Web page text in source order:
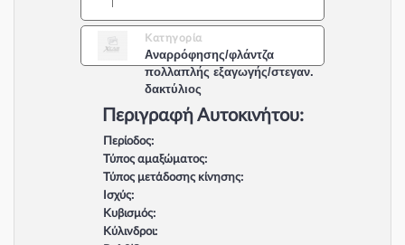
Κατηγορία
Αναρρόφησης/φλάντζα
πολλαπλής εξαγωγής/στεγαν.
δακτύλιος
Περιγραφή Αυτοκινήτου:
Περίοδος:
Τύπος αμαξώματος:
Τύπος μετάδοσης κίνησης:
Ισχύς:
Κυβισμός:
Κύλινδροι: